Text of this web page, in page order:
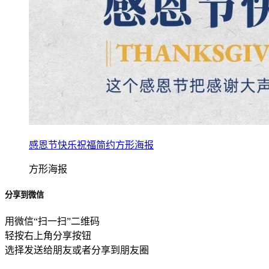
感恩节快乐祝福简约方形海报
方形海报
分享到微信
用微信“扫一扫”二维码
轻按右上角分享按钮
选择发送给朋友或者分享到朋友圈